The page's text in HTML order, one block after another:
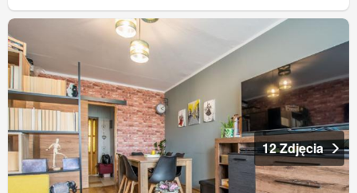
12 Zdjęcia